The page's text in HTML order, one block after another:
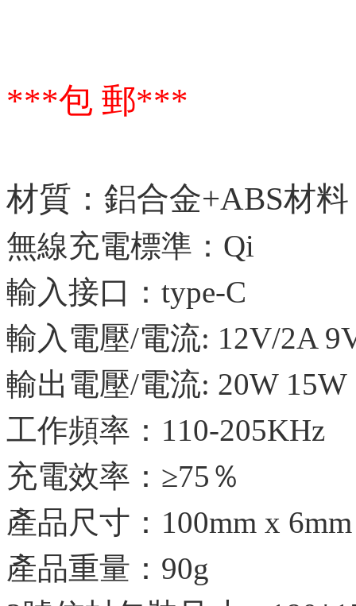
***包 郵***
材質：鋁合金+ABS材料
無線充電標準：Qi
輸入接口：type-C
輸入電壓/電流: 12V/2A
輸出電壓/電流: 20W 15W
工作頻率：110-205KHz
充電效率：≥75％
產品尺寸：100mm x 6mm
產品重量：90g